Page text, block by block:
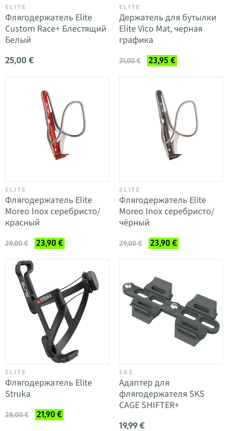
ELITE
Флягодержатель Elite
Custom Race+ Блестящий
Белый
25,00 €
ELITE
Держатель для бутылки
Elite Vico Mat, черная
графика
31,00 € 23,95 €
ELITE
Флягодержатель Elite
Moreo Inox серебристо/
красный
29,00 € 23,90 €
ELITE
Флягодержатель Elite
Moreo Inox серебристо/
чёрный
29,00 € 23,90 €
ELITE
Флягодержатель Elite
Struka
28,00 € 21,90 €
SKS
Адаптер для
флягодержателя SKS
CAGE SHIFTER+
19,99 €